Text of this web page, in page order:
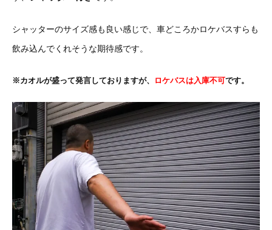
シャッターのサイズ感も良い感じで、車どころかロケバスすらも
飲み込んでくれそうな期待感です。
※カオルが盛って発言しておりますが、 ロケバスは入庫不可 です。